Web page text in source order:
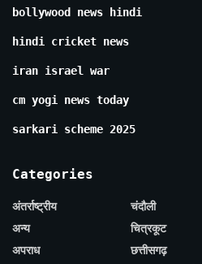
bollywood news hindi
hindi cricket news
iran israel war
cm yogi news today
sarkari scheme 2025
Categories
अंतर्राष्ट्रीय
अन्य
अपराध
चंदौली
चित्रकूट
छत्तीसगढ़